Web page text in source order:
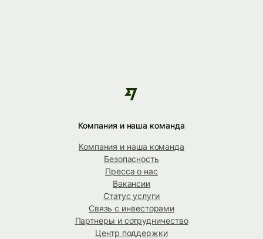
Компания и наша команда
Компания и наша команда
Безопасность
Пресса о нас
Вакансии
Статус услуги
Связь с инвесторами
Партнеры и сотрудничество
Центр поддержки